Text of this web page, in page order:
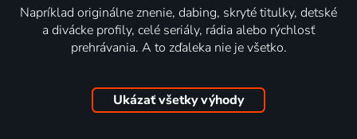
Napríklad originálne znenie, dabing, skryté titulky, detské
a divácke profily, celé seriály, rádia alebo rýchlosť
prehrávania. A to zďaleka nie je všetko.
Ukázať všetky výhody